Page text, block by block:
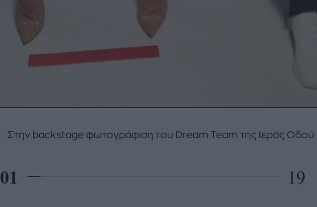
Στην backstage φωτογράφιση του Dream Team της Ιεράς Οδού ..
01 19